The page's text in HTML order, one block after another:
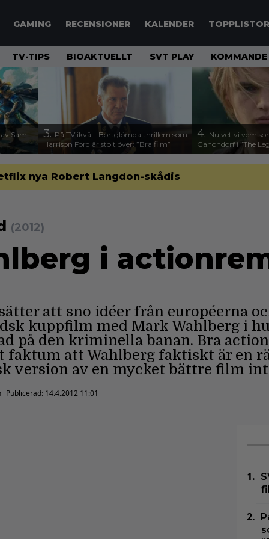
GAMING RECENSIONER KALENDER TOPPLISTOR
TV-TIPS BIOAKTUELLT SVT PLAY KOMMANDE
Sam
3. På TV ikväll: Bortglömda thrillern som
Harrison Ford är stolt över: ”Bra film”
4. Nu vet vi vem
Ganondorf i ”The
nya Robert Langdon-skådis
(2012)
i
att sno idéer från européerna
kuppfilm med Mark Wahlberg i
på den kriminella banan. Bra
faktum att Wahlberg faktiskt är en
version av en mycket bättre film
Publicerad: 14.4.2012 11:01